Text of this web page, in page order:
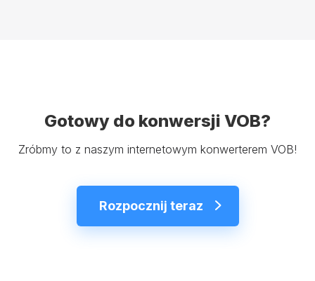
Gotowy do konwersji VOB?
Zróbmy to z naszym internetowym konwerterem VOB!
Rozpocznij teraz